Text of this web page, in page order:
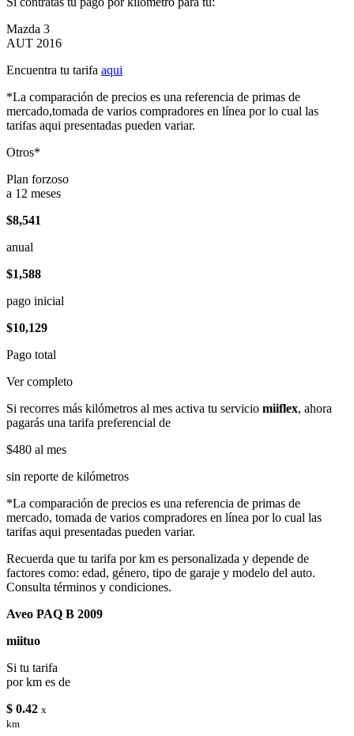
Mazda 3
AUT 2016
Encuentra tu tarifa aqui
*La comparación de precios es una referencia de primas de
mercado,tomada de varios compradores en línea por lo cual las
tarifas aqui presentadas pueden variar.
Otros*
Plan forzoso
a 12 meses
$8,541
anual
$1,588
pago inicial
$10,129
Pago total
Ver completo
Si recorres más kilómetros al mes activa tu servicio miiflex, ahora
pagarás una tarifa preferencial de
$480 al mes
sin reporte de kilómetros
*La comparación de precios es una referencia de primas de
mercado, tomada de varios compradores en línea por lo cual las
tarifas aqui presentadas pueden variar.
Recuerda que tu tarifa por km es personalizada y depende de
factores como: edad, género, tipo de garaje y modelo del auto.
Consulta términos y condiciones.
Aveo PAQ B 2009
miituo
Si tu tarifa
por km es de
$ 0.42 x
km